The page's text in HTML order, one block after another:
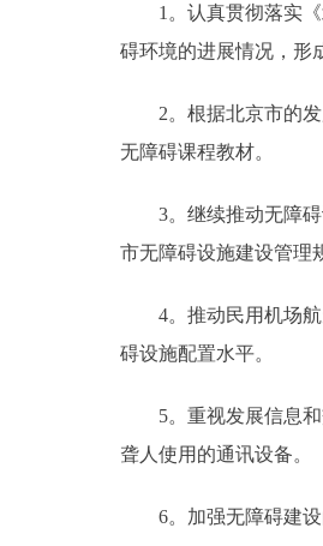
1。认真贯彻落实《
碍环境的进展情况，形
2。根据北京市的发
无障碍课程教材。
3。继续推动无障碍
市无障碍设施建设管理
4。推动民用机场航
碍设施配置水平。
5。重视发展信息和
聋人使用的通讯设备。
6。加强无障碍建设